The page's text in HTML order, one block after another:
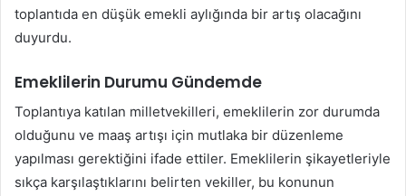
toplantıda en düşük emekli aylığında bir artış olacağını
duyurdu.
Emeklilerin Durumu Gündemde
Toplantıya katılan milletvekilleri, emeklilerin zor durumda
olduğunu ve maaş artışı için mutlaka bir düzenleme
yapılması gerektiğini ifade ettiler. Emeklilerin şikayetleriyle
sıkça karşılaştıklarını belirten vekiller, bu konunun